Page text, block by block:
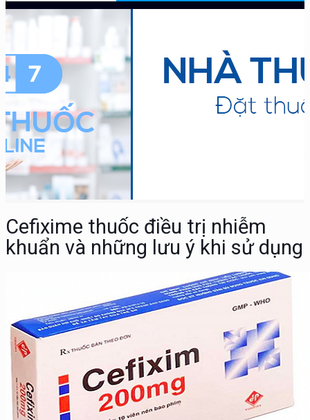
Cefixime thuốc điều trị nhiễm
khuẩn và những lưu ý khi sử dụng